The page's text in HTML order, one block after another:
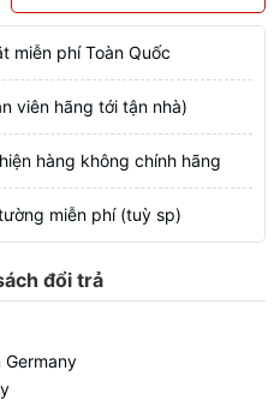
miễn phí Toàn Quốc
viên hãng tới tận nhà)
hàng không chính hãng
miễn phí (tuỳ sp)
đổi trả
Germany